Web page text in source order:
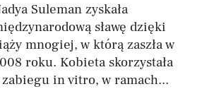
Suleman zyskała
sławę dzięki
mnogiej, w którą zaszła w
roku. Kobieta skorzystała
in vitro, w ramach...